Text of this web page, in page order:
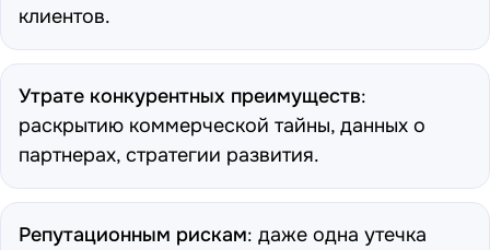
клиентов.
Утрате конкурентных преимуществ:
раскрытию коммерческой тайны, данных о
партнерах, стратегии развития.
Репутационным рискам: даже одна утечка